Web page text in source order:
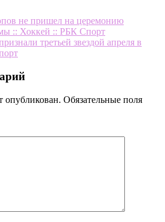
не пришел на церемонию
:: Хоккей :: РБК Спорт
третьей звездой апреля в
опубликован. Обязательные поля